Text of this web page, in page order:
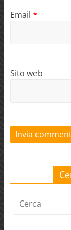
Email *
Sito web